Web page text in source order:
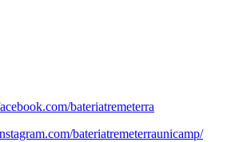
bateriatremeterra
bateriatremeterraunicamp/